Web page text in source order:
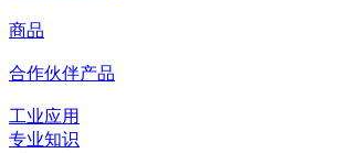
商品
合作伙伴产品
工业应用
专业知识